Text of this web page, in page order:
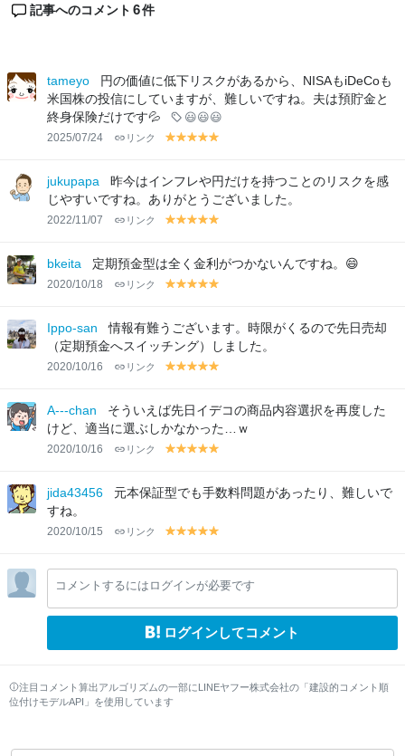
記事へのコメント 6件
tameyo
円の価値に低下リスクがあるから、NISAもiDeCoも
米国株の投信にしていますが、難しいですね。夫は預貯金と
終身保険だけです💦
😃😃😃
2025/07/24 リンク
y
lo
w
y
lo
w
y
lo
w
y
lo
w
lo
w
jukupapa
昨今はインフレや円だけを持つことのリスクを感
じやすいですね。ありがとうございました。
2022/11/07 リンク
y
lo
w
y
lo
w
y
lo
w
y
lo
w
lo
w
bkeita 定期預金型は全く金利がつかないんですね。😄
2020/10/18 リンク
y
lo
w
y
lo
w
y
lo
w
y
lo
w
lo
w
Ippo-san
情報有難うございます。時限がくるので先日売却
（定期預金へスイッチング）しました。
2020/10/16 リンク
y
lo
w
y
lo
w
y
lo
w
y
lo lo
w
A---chan
そういえば先日イデコの商品内容選択を再度した
けど、適当に選ぶしかなかった…ｗ
2020/10/16 リンク
y
lo
y
lo
y
lo
y
lolo
jida43456
元本保証型でも手数料問題があったり、難しいで
すね。
2020/10/15 リンク
y
lo
w
y
lo
w
y
lo
w
y
lo
w
lo
w
コメントするにはログインが必要です
ログインしてコメント
注目コメント算出アルゴリズムの一部にLINEヤフー株式会社の「建設的コメント順
位付けモデルAPI」を使用しています